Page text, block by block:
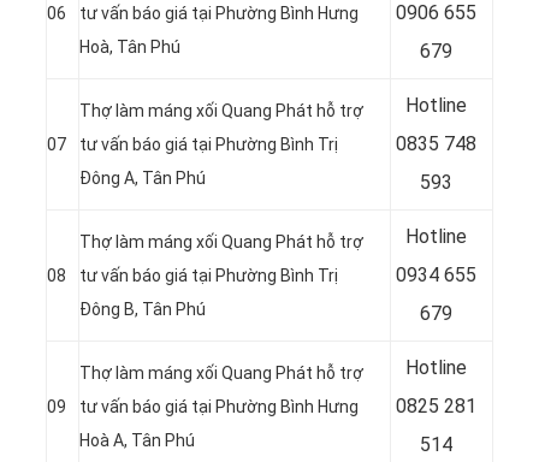
06
tư vấn báo giá tại Phường Bình Hưng
Hoà, Tân Phú
0906 655
679
07
Thợ làm máng xối Quang Phát hỗ trợ
tư vấn báo giá tại Phường Bình Trị
Đông A, Tân Phú
Hotline
0835 748
593
08
Thợ làm máng xối Quang Phát hỗ trợ
tư vấn báo giá tại Phường Bình Trị
Đông B, Tân Phú
Hotline
0934 655
679
09
Thợ làm máng xối Quang Phát hỗ trợ
tư vấn báo giá tại Phường Bình Hưng
Hoà A, Tân Phú
Hotline
0825 281
514